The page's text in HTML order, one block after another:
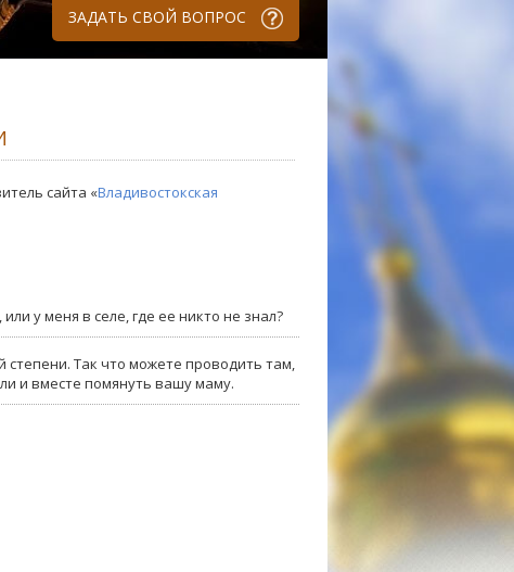
ЗАДАТЬ СВОЙ ВОПРОС
сайта «Владивостокская
у меня в селе, где ее никто не знал?
Так что можете проводить там,
и вместе помянуть вашу маму.